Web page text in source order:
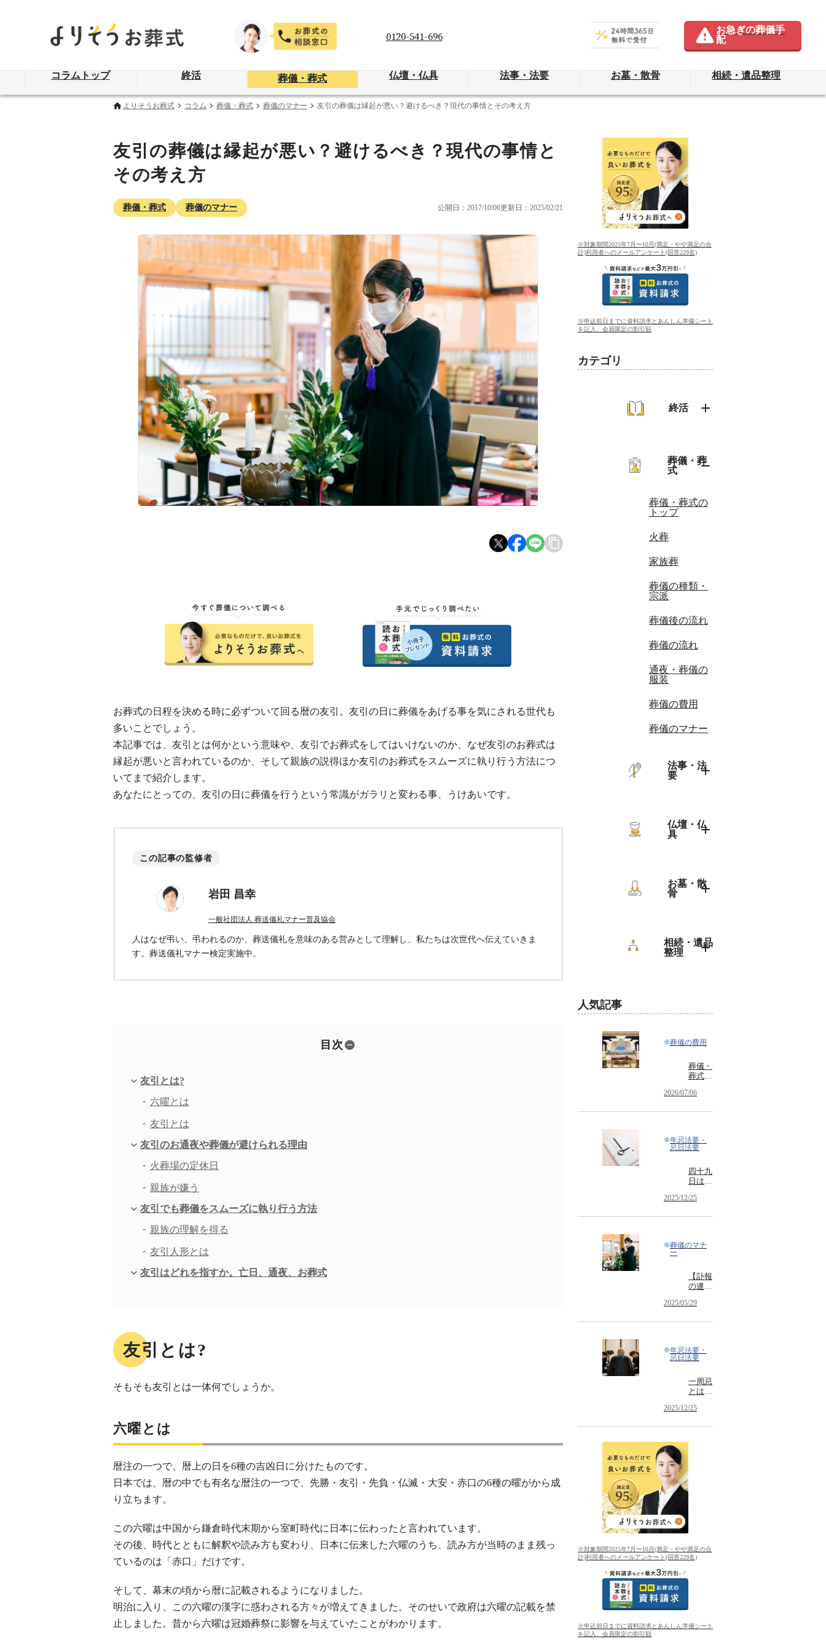
0120-541-696
お急ぎの葬儀手
配
コラムトップ 終活 葬儀・葬式 仏壇・仏具 法事・法要 お墓・散骨 相続・遺品整理
よりそうお葬式 コラム 葬儀・葬式 葬儀のマナー 友引の葬儀は縁起が悪い？避けるべき？現代の事情とその考え方
友引の葬儀は縁起が悪い？避けるべき？現代の事情と
その考え方
葬儀・葬式 葬儀のマナー 公開日：2017/10/06更新日：2025/02/21
お葬式の日程を決める時に必ずついて回る暦の友引。友引の日に葬儀をあげる事を気にされる世代も
多いことでしょう。
本記事では、友引とは何かという意味や、友引でお葬式をしてはいけないのか、なぜ友引のお葬式は
縁起が悪いと言われているのか、そして親族の説得ほか友引のお葬式をスムーズに執り行う方法につ
いてまで紹介します。
あなたにとっての、友引の日に葬儀を行うという常識がガラリと変わる事、うけあいです。
この記事の監修者
岩田 昌幸
一般社団法人 葬送儀礼マナー普及協会
人はなぜ弔い、弔われるのか、葬送儀礼を意味のある営みとして理解し、私たちは次世代へ伝えていきま
す。葬送儀礼マナー検定実施中。
目次
友引とは?
六曜とは
友引とは
友引のお通夜や葬儀が避けられる理由
火葬場の定休日
親族が嫌う
友引でも葬儀をスムーズに執り行う方法
親族の理解を得る
友引人形とは
友引はどれを指すか。亡日、通夜、お葬式
友引とは?
そもそも友引とは一体何でしょうか。
六曜とは
暦注の一つで、暦上の日を6種の吉凶日に分けたものです。
日本では、暦の中でも有名な暦注の一つで、先勝・友引・先負・仏滅・大安・赤口の6種の曜がから成
り立ちます。
この六曜は中国から鎌倉時代末期から室町時代に日本に伝わったと言われています。
その後、時代とともに解釈や読み方も変わり、日本に伝来した六曜のうち、読み方が当時のまま残っ
ているのは「赤口」だけです。
そして、幕末の頃から暦に記載されるようになりました。
明治に入り、この六曜の漢字に惑わされる方々が増えてきました。そのせいで政府は六曜の記載を禁
止しました。昔から六曜は冠婚葬祭に影響を与えていたことがわかります。
※対象期間2025年7月〜10月(満足・やや満足の合
計)利用者へのメールアンケート(回答229名)
※申込前日までに資料請求とあんしん準備シート
を記入、会員限定の割引額
カテゴリ
終活
葬儀・葬
式
葬儀・葬式の
トップ
火葬
家族葬
葬儀の種類・
宗派
葬儀後の流れ
葬儀の流れ
通夜・葬儀の
服装
葬儀の費用
葬儀のマナー
法事・法
要
トップ
法事・法要の
お盆（初盆・
戒名・法名
年忌法要・忌
仏壇・仏
具
飾り方（祀り
方）
お墓・散
骨
トップ
墓じまい・引
種類・選び方
相続・遺品
整理
人気記事
葬儀の費用
葬儀・
葬式の
をわか
列者、
喪主・
えたい
服装、
言葉遣
い、当
2026/07/06
年忌法要・
忌日法要
四十九
日はお
必要？
詳しく
解説
2025/12/25
葬儀のマナ
ー
【訃報
の連絡
る文例
せの意
味と書
2025/05/29
年忌法要・
忌日法要
一周忌
とは？
との違
2025/12/25
※対象期間2025年7月〜10月(満足・やや満足の合
計)利用者へのメールアンケート(回答229名)
※申込前日までに資料請求とあんしん準備シート
を記入、会員限定の割引額